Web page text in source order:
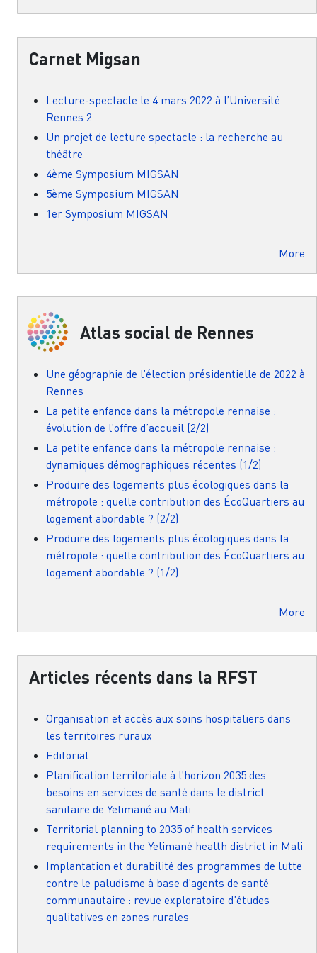
Carnet Migsan
Lecture-spectacle le 4 mars 2022 à l’Université
Rennes 2
Un projet de lecture spectacle : la recherche au
théâtre
4ème Symposium MIGSAN
5ème Symposium MIGSAN
1er Symposium MIGSAN
More
Atlas social de Rennes
Une géographie de l’élection présidentielle de 2022 à
Rennes
La petite enfance dans la métropole rennaise :
évolution de l’offre d’accueil (2/2)
La petite enfance dans la métropole rennaise :
dynamiques démographiques récentes (1/2)
Produire des logements plus écologiques dans la
métropole : quelle contribution des ÉcoQuartiers au
logement abordable ? (2/2)
Produire des logements plus écologiques dans la
métropole : quelle contribution des ÉcoQuartiers au
logement abordable ? (1/2)
More
Articles récents dans la RFST
Organisation et accès aux soins hospitaliers dans
les territoires ruraux
Editorial
Planification territoriale à l’horizon 2035 des
besoins en services de santé dans le district
sanitaire de Yelimané au Mali
Territorial planning to 2035 of health services
requirements in the Yelimané health district in Mali
Implantation et durabilité des programmes de lutte
contre le paludisme à base d’agents de santé
communautaire : revue exploratoire d’études
qualitatives en zones rurales